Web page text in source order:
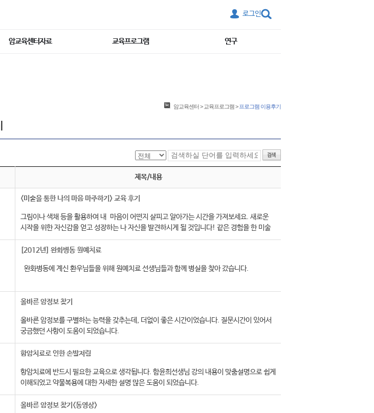
로그인
암교육센터자료 교육프로그램 연구
암교육센터> 교육프로그램>프로그램 이용후기
제목/내용
<미술을 통한 나의 마음 마주하기> 교육 후기
그림이나 색채 등을 활용하여 내 마음이 어떤지 살피고 알아가는 시간을 가져보세요. 새로운
시작을 위한 자신감을 얻고 성장하는 나 자신을 발견하시게 될 것입니다! 같은 경험을 한 미술
치료 강사와 함께 마음의 상태를 진단하고 자신의 성격을 파악할 수 있습니다.
[2012년] 완화병동 원예치료
완화병동에 계신 환우님들을 위해 원예치료 선생님들과 함께 병실을 찾아 갔습니다.
올바른 암정보 찾기
올바른 암정보를 구별하는 능력을 갖추는데, 더없이 좋은 시간이었습니다. 질문시간이 있어서
궁금했던 사항이 도움이 되었습니다.
함암치료로 인한 손발저림
항암치료에 반드시 필요한 교육으로 생각됩니다. 함윤희선생님 강의 내용이 맞춤설명으로 쉽게
이해되었고 약물복용에 대한 자세한 설명 많은 도움이 되었습니다.
올바른 암정보 찾기<동영상>